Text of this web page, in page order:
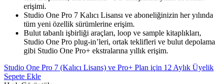
erişimi.
Studio One Pro 7 Kalıcı Lisansı ve aboneliğinizin her yılında
tüm yeni özellik sürümlerine erişim.
Bulut tabanlı işbirliği araçları, loop ve sample kitaplıkları,
Studio One Pro plug-in’leri, ortak teklifleri ve bulut depolama
gibi Studio One Pro+ ekstralarına yıllık erişim.
Studio One Pro 7 (Kalıcı Lisans) ve Pro+ Plan için 12 Aylık Üyelik
Sepete Ekle